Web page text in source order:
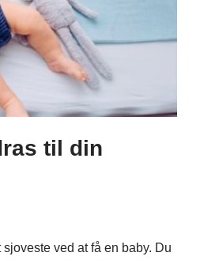
til din
ved at få en baby. Du